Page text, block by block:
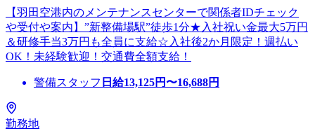
【羽田空港内のメンテナンスセンターで関係者IDチェック
や受付や案内】”新整備場駅”徒歩1分★入社祝い金最大5万円
＆研修手当3万円も全員に支給☆入社後2か月限定！週払い
OK！未経験歓迎！交通費全額支給！
警備スタッフ 日給13,125円〜16,688円
勤務地